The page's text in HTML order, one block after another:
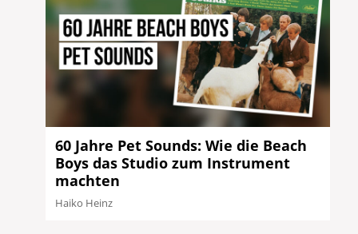
60 Jahre Pet Sounds: Wie die Beach
Boys das Studio zum Instrument
machten
Haiko Heinz